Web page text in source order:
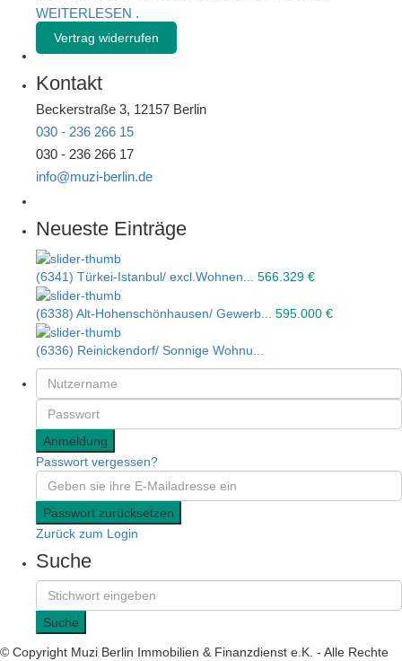
WEITERLESEN .
Vertrag widerrufen
Kontakt
Beckerstraße 3, 12157 Berlin
030 - 236 266 15
030 - 236 266 17
info@muzi-berlin.de
Neueste Einträge
(6341) Türkei-Istanbul/ excl.Wohnen... 566.329 €
(6338) Alt-Hohenschönhausen/ Gewerb... 595.000 €
(6336) Reinickendorf/ Sonnige Wohnu...
Anmeldung
Passwort vergessen?
Passwort zurücksetzen
Zurück zum Login
Suche
Suche
© Copyright Muzi Berlin Immobilien & Finanzdienst e.K. - Alle Rechte